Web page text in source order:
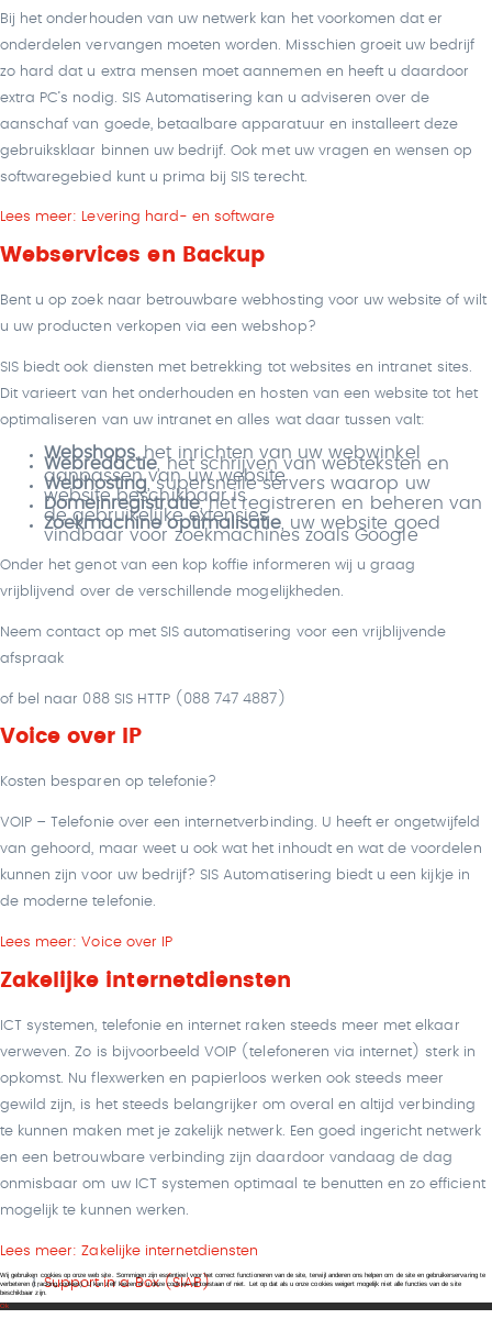
Bij het onderhouden van uw netwerk kan het voorkomen dat er
onderdelen vervangen moeten worden. Misschien groeit uw bedrijf
zo hard dat u extra mensen moet aannemen en heeft u daardoor
extra PC’s nodig. SIS Automatisering kan u adviseren over de
aanschaf van goede, betaalbare apparatuur en installeert deze
gebruiksklaar binnen uw bedrijf. Ook met uw vragen en wensen op
softwaregebied kunt u prima bij SIS terecht.
Lees meer: Levering hard- en software
Webservices en Backup
Bent u op zoek naar betrouwbare webhosting voor uw website of wilt
u uw producten verkopen via een webshop?
SIS biedt ook diensten met betrekking tot websites en intranet sites.
Dit varieert van het onderhouden en hosten van een website tot het
optimaliseren van uw intranet en alles wat daar tussen valt:
Webshops, het inrichten van uw webwinkel
Webredactie, het schrijven van webteksten en
aanpassen van uw website
Webhosting , supersnelle servers waarop uw
website beschikbaar is
Domeinregistratie, het registreren en beheren van
de gebruikelijke extensies
Zoekmachine optimalisatie , uw website goed
vindbaar voor zoekmachines zoals Google
Onder het genot van een kop koffie informeren wij u graag
vrijblijvend over de verschillende mogelijkheden.
Neem contact op met SIS automatisering voor een vrijblijvende
afspraak
of bel naar 088 SIS HTTP (088 747 4887)
Voice over IP
Kosten besparen op telefonie?
VOIP – Telefonie over een internetverbinding. U heeft er ongetwijfeld
van gehoord, maar weet u ook wat het inhoudt en wat de voordelen
kunnen zijn voor uw bedrijf? SIS Automatisering biedt u een kijkje in
de moderne telefonie.
Lees meer: Voice over IP
Zakelijke internetdiensten
ICT systemen, telefonie en internet raken steeds meer met elkaar
verweven. Zo is bijvoorbeeld VOIP (telefoneren via internet) sterk in
opkomst. Nu flexwerken en papierloos werken ook steeds meer
gewild zijn, is het steeds belangrijker om overal en altijd verbinding
te kunnen maken met je zakelijk netwerk. Een goed ingericht netwerk
en een betrouwbare verbinding zijn daardoor vandaag de dag
onmisbaar om uw ICT systemen optimaal te benutten en zo efficient
mogelijk te kunnen werken.
Lees meer: Zakelijke internetdiensten
Support in a Box (SIAB)
Wij gebruiken cookies op onze web site. Sommigen zijn essentieel voor het correct functioneren van de site, terwijl anderen ons helpen om de site en gebruikerservaring te
verbeteren (tracking cookies). U kan zelf kiezen of u deze cookies wil toestaan of niet. Let op dat als u onze cookies weigert mogelijk niet alle functies van de site
beschikbaar zijn.
Ok